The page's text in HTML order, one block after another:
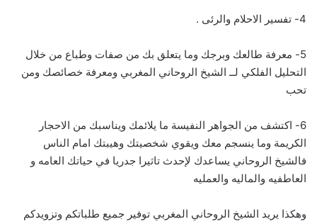
4- تفسير الاحلام والرئى .
5- معرفة طالعك وبرجك وما يتعلق بك من صفات وطباع من خلال
التحليل الفلكي لــ الشيخ الروحاني المغربي ومعرفة خصائصك ومن
تحب
6- اكتشف من الجواهر النفيسة ما يلائمك ويناسبك من الاحجار
الكريمة وما ينسجم معك ويقوي شخصيتك وهيبتك امام الناس
فالشيخ الروحاني يساعدك لإحدث تاثيرا جدريا في حياتك العامه و
العاطفيه والماليه والعمليه
وهكذا يريد الشيخ الروحاني المغربي توفير جميع طلباتكم وتزويدكم